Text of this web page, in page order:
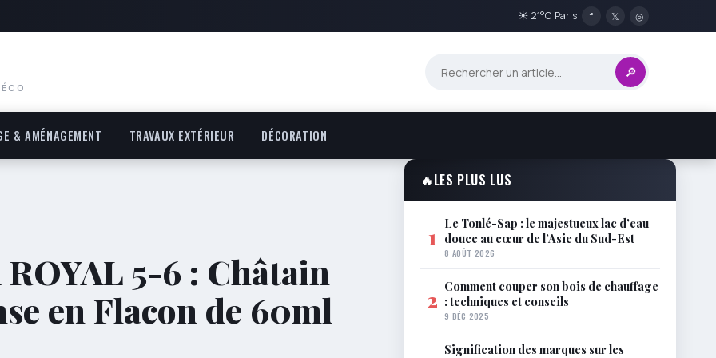
☀ 21°C Paris f 𝕏 ◎
🔎
& AMÉNAGEMENT TRAVAUX EXTÉRIEUR DÉCORATION
5-6 : Châtain
en Flacon de 60ml
🔥LES PLUS LUS
1 Le Tonlé-Sap : le majestueux lac d’eau
douce au cœur de l’Asie du Sud-Est
8 AOÛT 2026
2 Comment couper son bois de chauffage
: techniques et conseils
9 DÉC 2025
Signification des marques sur les